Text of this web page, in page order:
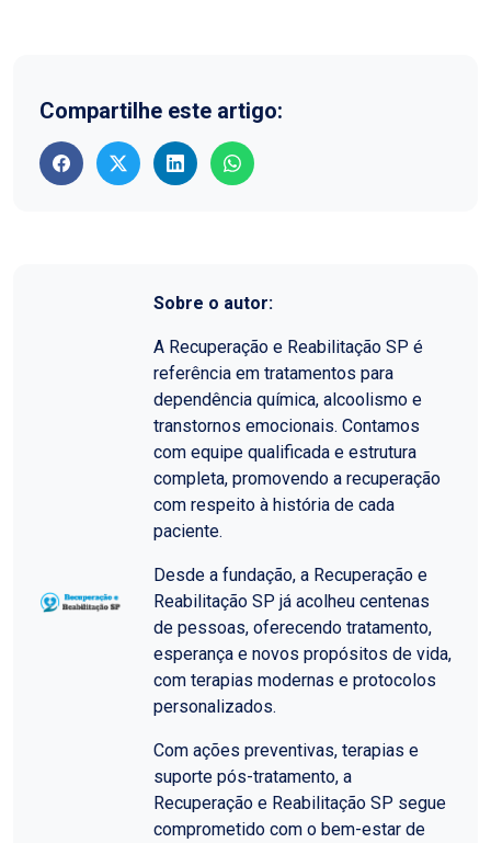
Compartilhe este artigo:
Sobre o autor:
A Recuperação e Reabilitação SP é
referência em tratamentos para
dependência química, alcoolismo e
transtornos emocionais. Contamos
com equipe qualificada e estrutura
completa, promovendo a recuperação
com respeito à história de cada
paciente.
Desde a fundação, a Recuperação e
Reabilitação SP já acolheu centenas
de pessoas, oferecendo tratamento,
esperança e novos propósitos de vida,
com terapias modernas e protocolos
personalizados.
Com ações preventivas, terapias e
suporte pós-tratamento, a
Recuperação e Reabilitação SP segue
comprometido com o bem-estar de